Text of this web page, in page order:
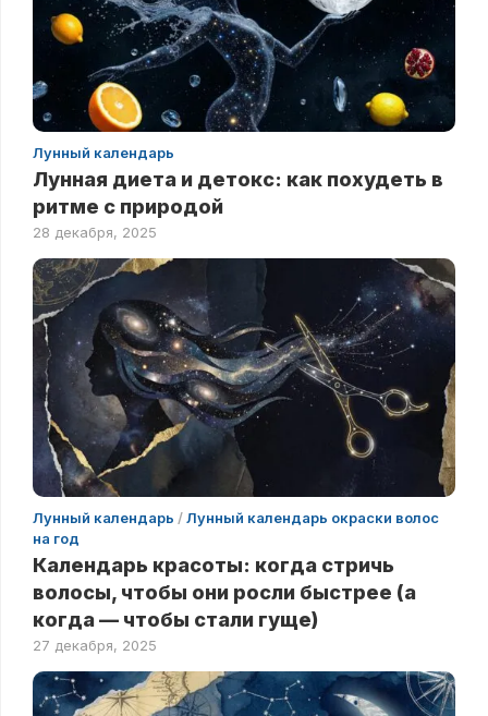
Лунный календарь
Лунная диета и детокс: как похудеть в
ритме с природой
28 декабря, 2025
Лунный календарь /Лунный календарь окраски волос
на год
Календарь красоты: когда стричь
волосы, чтобы они росли быстрее (а
когда — чтобы стали гуще)
27 декабря, 2025